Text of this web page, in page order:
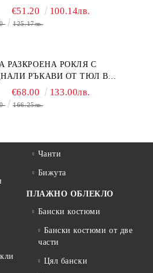
€51.20 100.14лв.
125.17лв.
РАЗКРОЕНА РОКЛЯ С
РЪКАВИ ОТ ТЮЛ В
€68.00 133.00лв.
166.25лв.
Чанти
Бижута
ПЛАЖНО ОБЛЕКЛО
Бански костюми
Бански костюми от две
части
Цял бански